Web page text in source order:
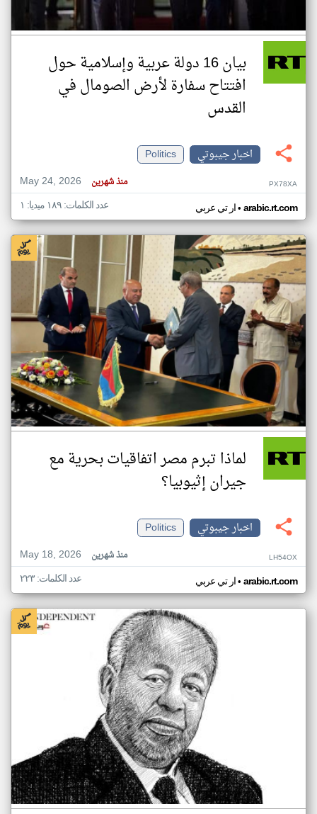
بيان 16 دولة عربية وإسلامية حول
افتتاح سفارة لأرض الصومال في
القدس
اخبار جيبوتي
Politics
May 24, 2026
منذ شهرين PX78XA
ار تي عربي• arabic.rt.com عدد الكلمات: ١٨٩ ميديا: ١
لماذا تبرم مصر اتفاقيات بحرية مع
جيران إثيوبيا؟
اخبار جيبوتي
Politics
May 18, 2026
منذ شهرين LH54OX
ار تي عربي• arabic.rt.com عدد الكلمات: ٢٢٣